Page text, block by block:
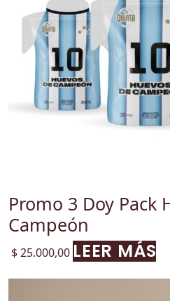
Promo 3 Doy Pack
Campeón
$25.000,00 LEER MÁS